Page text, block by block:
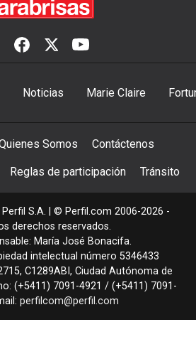
Noticias Marie Claire
Somos Contáctenos
Reglas de participación Tránsito
S.A. | © Perfil.com 2006-2026 -
derechos reservados.
María José Bonacifa.
intelectual número 5346433
, C1289ABI , Ciudad Autónoma de
(+5411) 7091-4921 / (+5411) 7091-
perfilcom@perfil.com